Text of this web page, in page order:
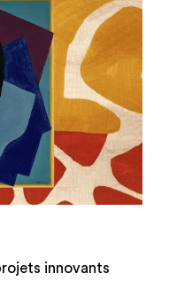
innovants